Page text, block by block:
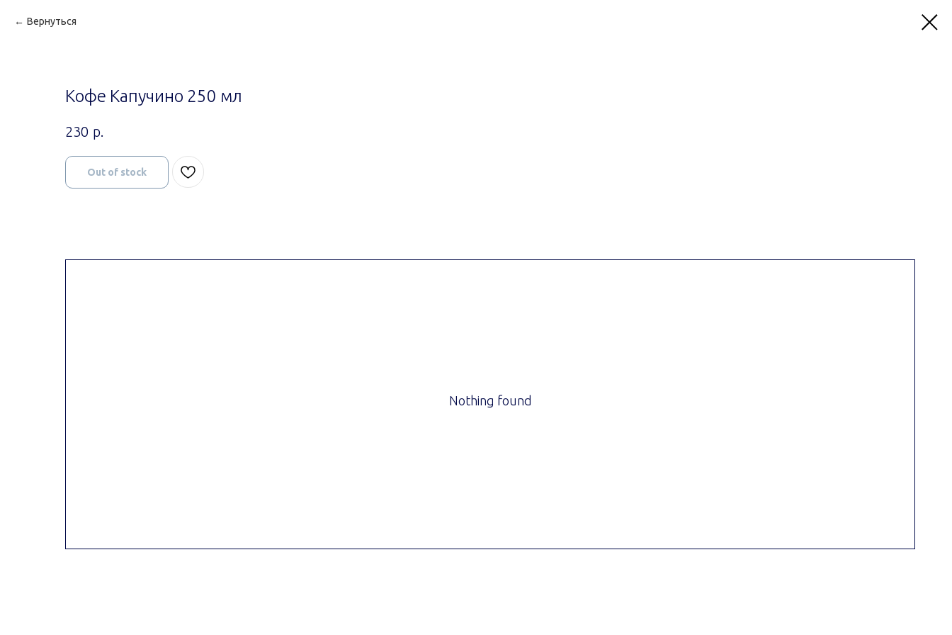
Вернуться
Кофе Капучино 250 мл
230 р.
Out of stock
Nothing found